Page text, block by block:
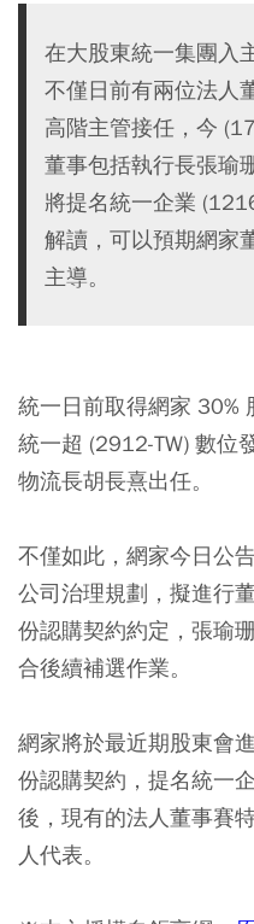
在大股東統一集團入
不僅日前有兩位法人
高階主管接任，今
董事包括執行長張瑜
將提名統一企業
解讀，可以預期網家
主導。
統一日前取得網家 30%
統一超 (2912-TW) 數位
物流長胡長熹出任。
不僅如此，網家今日公
公司治理規劃，擬進行
份認購契約約定，張瑜
合後續補選作業。
網家將於最近期股東會
份認購契約，提名統一
後，現有的法人董事賽
人代表。